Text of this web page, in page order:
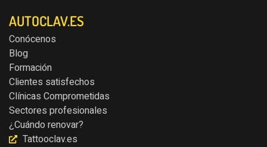
AUTOCLAV.ES
Conócenos
Blog
Formación
Clientes satisfechos
Clínicas Comprometidas
Sectores profesionales
¿Cuándo renovar?
Tattooclav.es